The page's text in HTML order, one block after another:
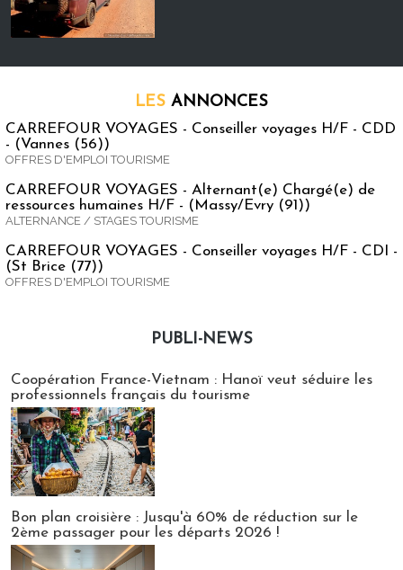
LES ANNONCES
CARREFOUR VOYAGES - Conseiller voyages H/F - CDD
- (Vannes (56))
OFFRES D'EMPLOI TOURISME
CARREFOUR VOYAGES - Alternant(e) Chargé(e) de
ressources humaines H/F - (Massy/Evry (91))
ALTERNANCE / STAGES TOURISME
CARREFOUR VOYAGES - Conseiller voyages H/F - CDI -
(St Brice (77))
OFFRES D'EMPLOI TOURISME
PUBLI-NEWS
Coopération France-Vietnam : Hanoï veut séduire les
professionnels français du tourisme
Bon plan croisière : Jusqu'à 60% de réduction sur le
2ème passager pour les départs 2026 !